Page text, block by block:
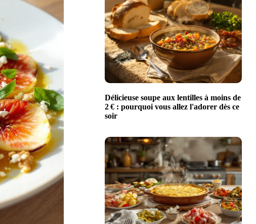
Délicieuse soupe aux lentilles à moins de
2 € : pourquoi vous allez l'adorer dès ce
soir